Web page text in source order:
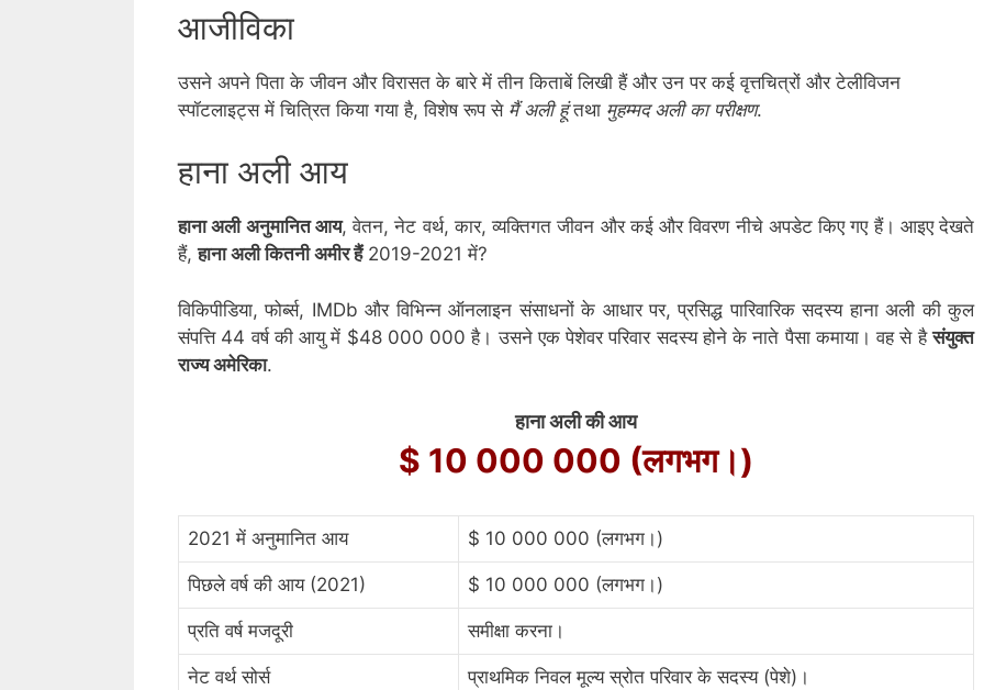
आजीविका
उसने अपने पिता के जीवन और विरासत के बारे में तीन किताबें लिखी हैं और उन पर कई वृत्तचित्रों और टेलीविजन
स्पॉटलाइट्स में चित्रित किया गया है, विशेष रूप से मैं अली हूंतथा मुहम्मद अली का परीक्षण.
हाना अली आय
हाना अली अनुमानित आय, वेतन, नेट वर्थ, कार, व्यक्तिगत जीवन और कई और विवरण नीचे अपडेट किए गए हैं। आइए देखते
हैं,हाना अली कितनी अमीर हैं2019-2021 में?
विकिपीडिया, फोर्ब्स, IMDb और विभिन्न ऑनलाइन संसाधनों के आधार पर, प्रसिद्ध पारिवारिक सदस्य हाना अली की कुल
संपत्ति 44 वर्ष की आयु में $48 000 000 है। उसने एक पेशेवर परिवार सदस्य होने के नाते पैसा कमाया। वह से हैसंयुक्त
राज्य अमेरिका.
हाना अली की आय
$ 10 000 000 (लगभग।)
2021 में अनुमानित आय $ 10 000 000 (लगभग।)
पिछले वर्ष की आय (2021) $ 10 000 000 (लगभग।)
प्रति वर्ष मजदूरी समीक्षा करना।
नेट वर्थ सोर्स प्राथमिक निवल मूल्य स्रोत परिवार के सदस्य (पेशे)।